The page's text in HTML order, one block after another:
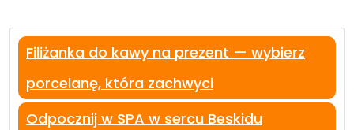
Filiżanka do kawy na prezent — wybierz
porcelanę, która zachwyci
Odpocznij w SPA w sercu Beskidu